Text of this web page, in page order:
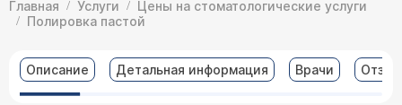
Главная Услуги
Цены на стоматологические услуги
Полировка пастой
Описание Детальная информация Врачи